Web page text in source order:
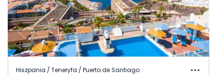
Hiszpania / Teneryfa / Puerto de Santiago